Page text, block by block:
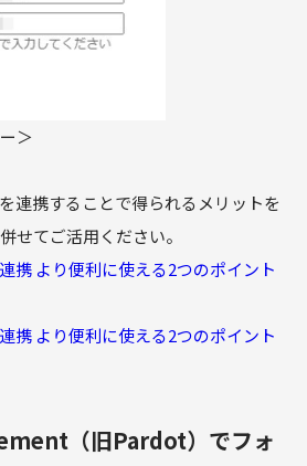
＞
連携することで得られるメリットを
せてご活用ください。
携 より便利に使える2つのポイント
携 より便利に使える2つのポイント
（旧Pardot）でフォ